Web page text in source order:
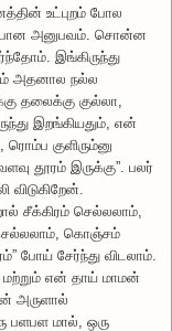
உட்புறம் போல
அனுபவம். சொன்ன
இங்கிருந்து
அதனால நல்ல
தலைக்கு குல்லா,
இறங்கியதும், என்
குளிரும்னு
தூரம் இருக்கு”. பலர்
சீக்கிரம் செல்லலாம்,
கொஞ்சம்
போய் சேர்ந்து விடலாம்.
மற்றும் என் தாய் மாமன்
அருளால்
பளபள மால், ஒரு